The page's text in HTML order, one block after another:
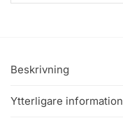
Beskrivning
Ytterligare information